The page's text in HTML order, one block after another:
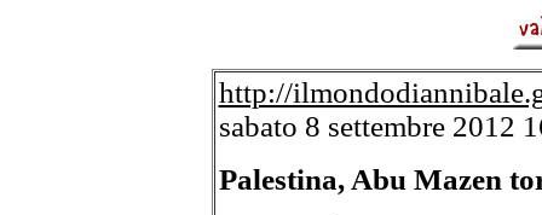
http://
sabato 8 settembre 2012
Palestina, Abu Mazen